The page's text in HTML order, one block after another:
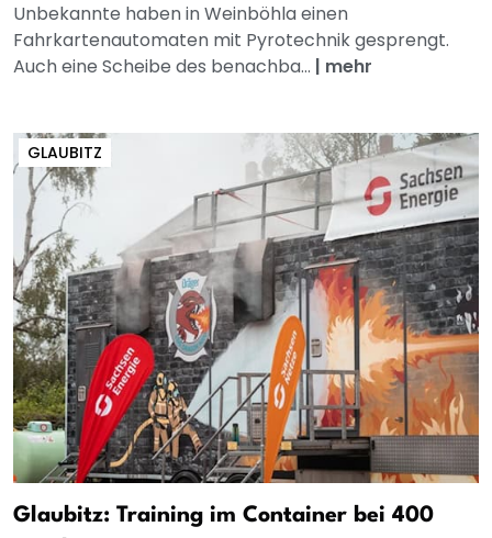
Unbekannte haben in Weinböhla einen
Fahrkartenautomaten mit Pyrotechnik gesprengt.
Auch eine Scheibe des benachba... | mehr
GLAUBITZ
Glaubitz: Training im Container bei 400